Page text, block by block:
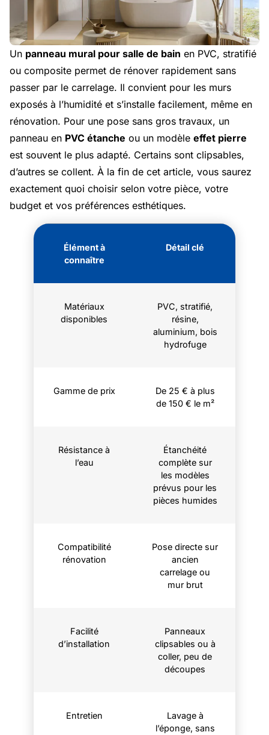
Un panneau mural pour salle de bain en PVC, stratifié
ou composite permet de rénover rapidement sans
passer par le carrelage. Il convient pour les murs
exposés à l’humidité et s’installe facilement, même en
rénovation. Pour une pose sans gros travaux, un
panneau en PVC étanche ou un modèle effet pierre
est souvent le plus adapté. Certains sont clipsables,
d’autres se collent. À la fin de cet article, vous saurez
exactement quoi choisir selon votre pièce, votre
budget et vos préférences esthétiques.
Élément à
connaître
Détail clé
Matériaux
disponibles
PVC, stratifié,
résine,
aluminium, bois
hydrofuge
Gamme de prix
De 25 € à plus
de 150 € le m²
Résistance à
l’eau
Étanchéité
complète sur
les modèles
prévus pour les
pièces humides
Compatibilité
rénovation
Pose directe sur
ancien
carrelage ou
mur brut
Facilité
d’installation
Panneaux
clipsables ou à
coller, peu de
découpes
Entretien
Lavage à
l’éponge, sans